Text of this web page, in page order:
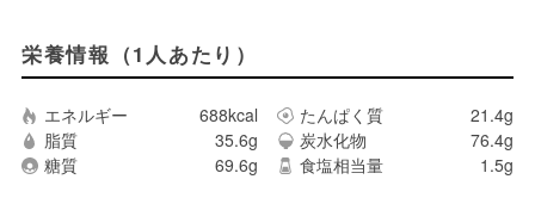
栄養情報（1人あたり）
エネルギー 688kcal たんぱく質
21.4g
脂質
35.6g 炭水化物
76.4g
糖質
69.6g 食塩相当量 1.5g